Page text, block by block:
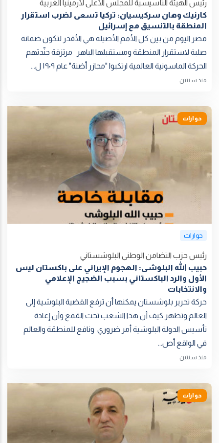
رئيس الهيئة التأسيسية للمجلس الأعلى لأرمينيا الغربية
كارنيك وهان سركيسيان: تركيا تسعى لضرب استقرار
المنطقة بالتنسيق مع إسرائيل
مصر اليوم من بين كل الأمم الأصيلة هي الأقدر لتكون ضمانة
صلبة لاستقرار المنطقة ومستقبلها الباهر مرتزقة جنّدتهم
الحركة الماسونية العالمية ارتكبوا "مجازر أضنة" عام ١٩٠٩ ل...
منذ سنتين
حوارات
حوارات
رئیس حزب التضامن الوطنی البلوشستاني
حبیب الله البلوشی: الهجوم الإيراني على باكستان ليس
الأول والرد الباكستاني بسبب الضجيج الإعلامي
والانتخابات
حركة تحرير بلوشستان يمكنها أن ترفع القضية البلوشية إلى
العالم وتظهر كيف أن هذا الشعب تحت القمع وأن إعادة
تأسيس الدولة البلوشية أمر ضروري ونافع للمنطقة والعالم
في الواقع أص...
منذ سنتين
حوارات